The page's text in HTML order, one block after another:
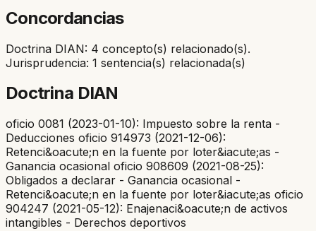
Concordancias
Doctrina DIAN: 4 concepto(s) relacionado(s).
Jurisprudencia: 1 sentencia(s) relacionada(s)
Doctrina DIAN
oficio 0081 (2023-01-10): Impuesto sobre la renta -
Deducciones oficio 914973 (2021-12-06):
Retenci&oacute;n en la fuente por loter&iacute;as -
Ganancia ocasional oficio 908609 (2021-08-25):
Obligados a declarar - Ganancia ocasional -
Retenci&oacute;n en la fuente por loter&iacute;as oficio
904247 (2021-05-12): Enajenaci&oacute;n de activos
intangibles - Derechos deportivos